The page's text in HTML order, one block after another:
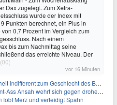
Dax zugelegt. Zum Xetra-
wurde der Index mit
Punkten berechnet, ein Plus in
von 0,7 Prozent im Vergleich zum
Nach einem
bis zum Nachmittag seine
das erreichte Niveau. Der
(00)
vor 16 Minuten
zum Geschlecht des Bundespräsidenten
Ansah wehrt sich gegen drohende Sperre
lobt Merz und verteidigt Spahn